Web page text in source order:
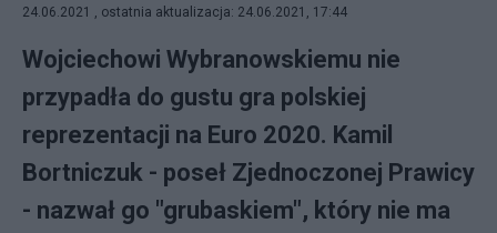
24.06.2021 , ostatnia aktualizacja: 24.06.2021, 17:44
Wojciechowi Wybranowskiemu nie
przypadła do gustu gra polskiej
reprezentacji na Euro 2020. Kamil
Bortniczuk - poseł Zjednoczonej Prawicy
- nazwał go "grubaskiem", który nie ma